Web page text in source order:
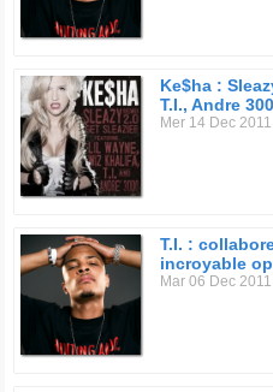
Ke$ha :
T.I., Andre
Mer 14 Dec 2011
T.I. :
incroyable
Mar 06 Dec 2011